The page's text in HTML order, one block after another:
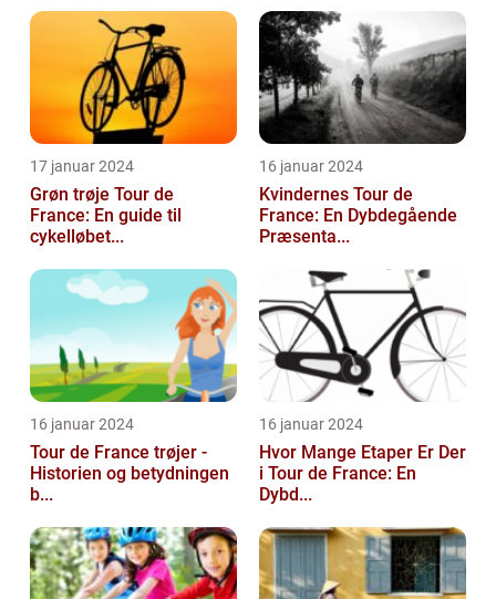
17 januar 2024
Grøn trøje Tour de
France: En guide til
cykelløbet...
16 januar 2024
Kvindernes Tour de
France: En Dybdegående
Præsenta...
16 januar 2024
Tour de France trøjer -
Historien og betydningen
b...
16 januar 2024
Hvor Mange Etaper Er Der
i Tour de France: En
Dybd...